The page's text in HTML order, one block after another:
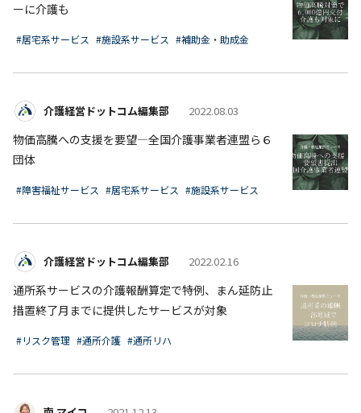
ーに介護も
#居宅系サービス #施設系サービス #補助金・助成金
介護経営ドットコム編集部 2022.08.03
物価高騰への支援を要望―全国介護事業者連盟ら６
団体
#障害福祉サービス #居宅系サービス #施設系サービス
介護経営ドットコム編集部 2022.02.16
通所系サービスの介護報酬算定で特例、まん延防止
措置終了月までに提供したサービスが対象
#リスク管理 #通所介護 #通所リハ